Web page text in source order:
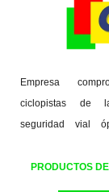
Empresa
ciclopistas de
seguridad vial
PRODUCTOS